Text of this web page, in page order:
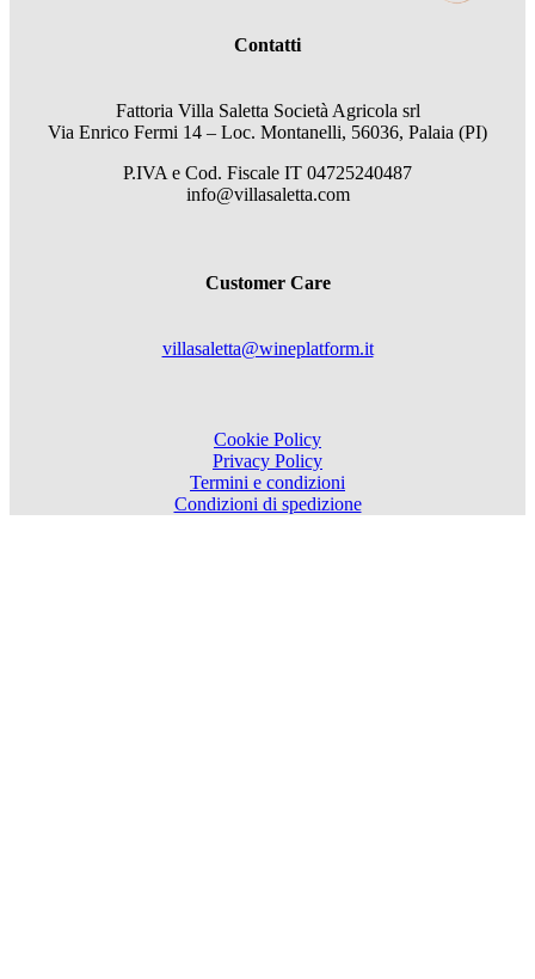
Contatti
Fattoria Villa Saletta Società Agricola srl
Via Enrico Fermi 14 – Loc. Montanelli, 56036, Palaia (PI)
P.IVA e Cod. Fiscale IT 04725240487
info@villasaletta.com
Customer Care
villasaletta@wineplatform.it
Cookie Policy
Privacy Policy
Termini e condizioni
Condizioni di spedizione